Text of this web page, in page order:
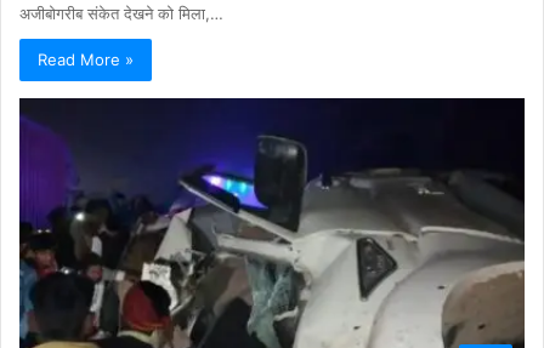
अजीबोगरीब संकेत देखने को मिला,…
Read More »